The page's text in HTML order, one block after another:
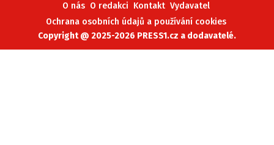
O nás O redakci Kontakt Vydavatel
Ochrana osobních údajů a používání cookies
Copyright @ 2025-2026 PRESS1.cz a dodavatelé.